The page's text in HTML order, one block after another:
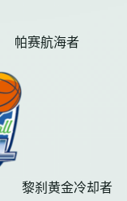
帕赛航海者
黎刹黄金冷却者